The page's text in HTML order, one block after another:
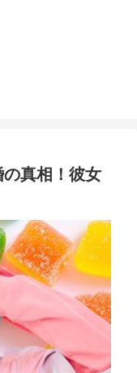
真相！彼女